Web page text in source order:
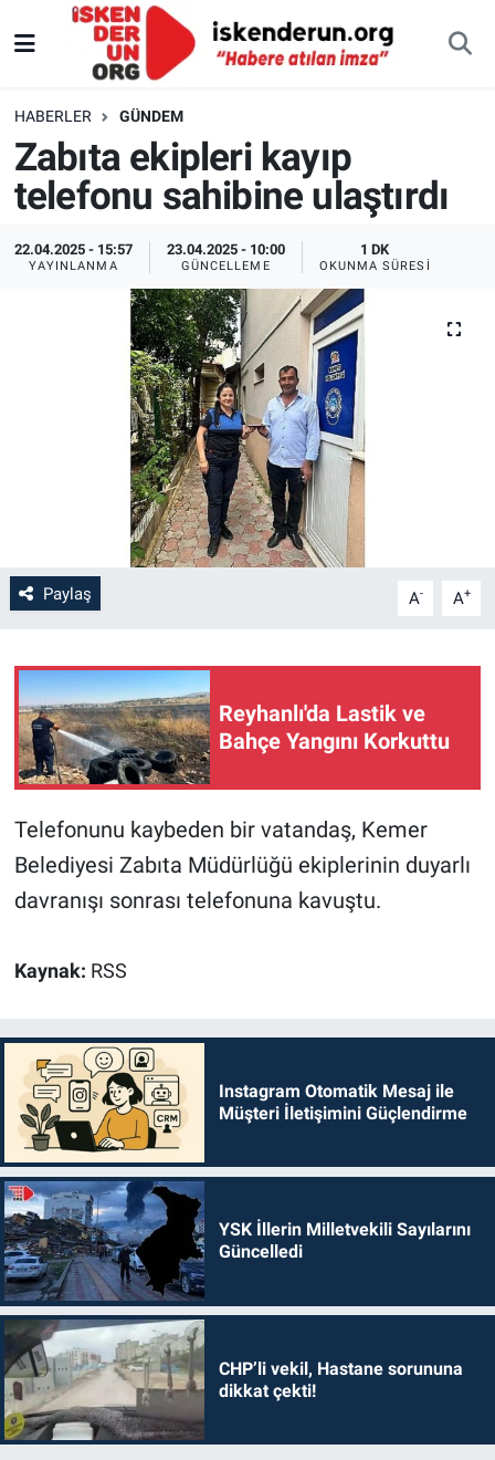
HABERLER GÜNDEM
Zabıta ekipleri kayıp
telefonu sahibine ulaştırdı
22.04.2025 - 15:57
YAYINLANMA
23.04.2025 - 10:00
GÜNCELLEME
1 DK
OKUNMA SÜRESI
Paylaş A- A+
Reyhanlı'da Lastik ve
Bahçe Yangını Korkuttu
Telefonunu kaybeden bir vatandaş, Kemer
Belediyesi Zabıta Müdürlüğü ekiplerinin duyarlı
davranışı sonrası telefonuna kavuştu.
Kaynak: RSS
Instagram Otomatik Mesaj ile
Müşteri İletişimini Güçlendirme
YSK İllerin Milletvekili Sayılarını
Güncelledi
CHP’li vekil, Hastane sorununa
dikkat çekti!